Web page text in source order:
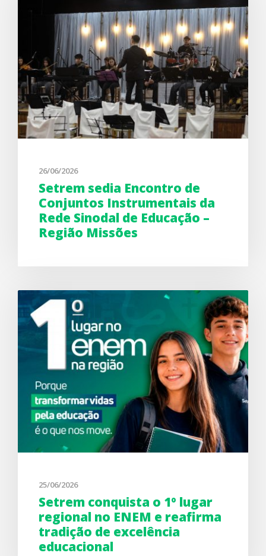
26/06/2026
Setrem sedia Encontro de
Conjuntos Instrumentais da
Rede Sinodal de Educação –
Região Missões
25/06/2026
Setrem conquista o 1º lugar
regional no ENEM e reafirma
tradição de excelência
educacional